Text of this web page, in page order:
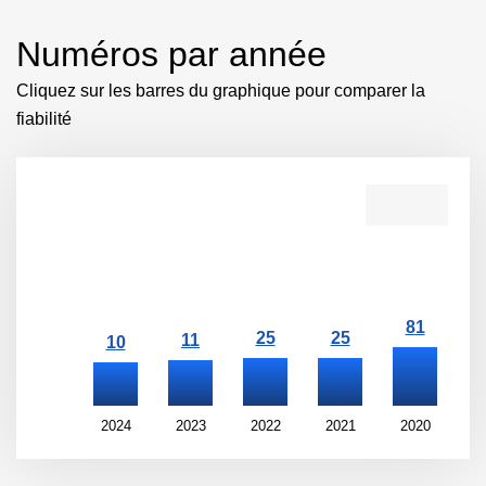
Numéros par année
Cliquez sur les barres du graphique pour comparer la
fiabilité
2024 2023 2022 2021 2020